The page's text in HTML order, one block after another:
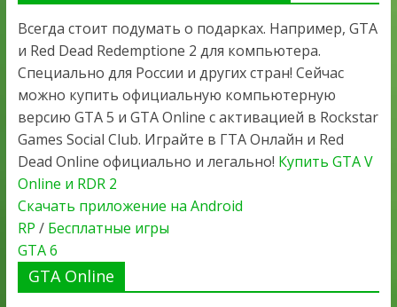
Всегда стоит подумать о подарках. Например, GTA
и Red Dead Redemptione 2 для компьютера.
Специально для России и других стран! Сейчас
можно купить официальную компьютерную
версию GTA 5 и GTA Online с активацией в Rockstar
Games Social Club. Играйте в ГТА Онлайн и Red
Dead Online официально и легально! Купить GTA V
Online и RDR 2
Скачать приложение на Android
RP / Бесплатные игры
GTA 6
GTA Online